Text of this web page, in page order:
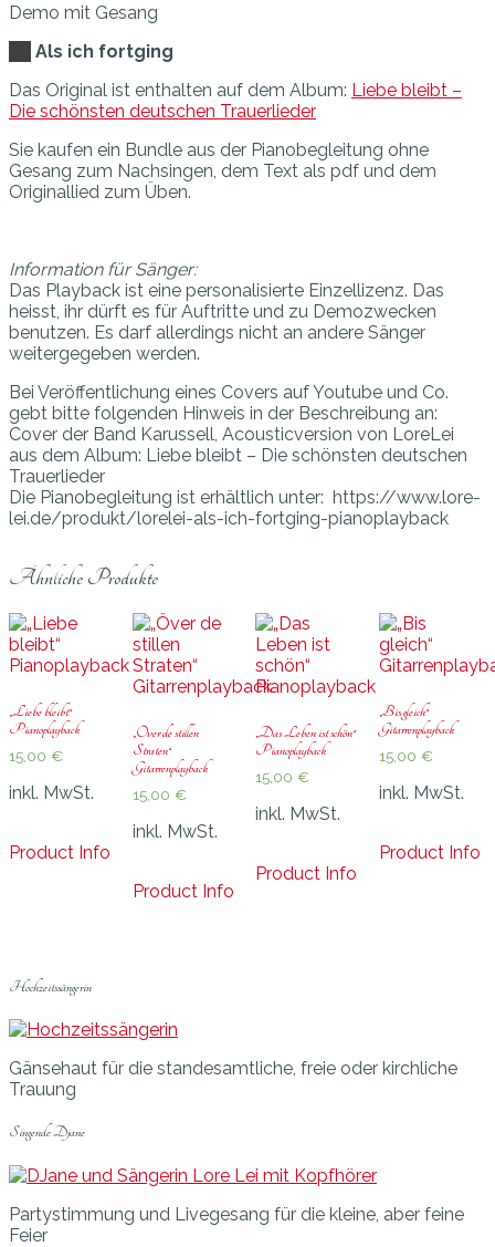
Demo mit Gesang
Als ich fortging
Das Original ist enthalten auf dem Album: Liebe bleibt –
Die schönsten deutschen Trauerlieder
Sie kaufen ein Bundle aus der Pianobegleitung ohne
Gesang zum Nachsingen, dem Text als pdf und dem
Originallied zum Üben.
Information für Sänger:
Das Playback ist eine personalisierte Einzellizenz. Das
heisst, ihr dürft es für Auftritte und zu Demozwecken
benutzen. Es darf allerdings nicht an andere Sänger
weitergegeben werden.
Bei Veröffentlichung eines Covers auf Youtube und Co.
gebt bitte folgenden Hinweis in der Beschreibung an:
Cover der Band Karussell, Acousticversion von LoreLei
aus dem Album: Liebe bleibt – Die schönsten deutschen
Trauerlieder
Die Pianobegleitung ist erhältlich unter: https://www.lore-
lei.de/produkt/lorelei-als-ich-fortging-pianoplayback
Ähnliche Produkte
„Liebe bleibt“
Pianoplayback
15,00 €
inkl. MwSt.
Product Info
„Över de stillen
Straten“
Gitarrenplayback
15,00 €
inkl. MwSt.
Product Info
„Das Leben ist schön“
Pianoplayback
15,00€
inkl. MwSt.
Product Info
„Bis gleich“
Gitarrenplayback
15,00 €
inkl. MwSt.
Product Info
Hochzeitssängerin
Gänsehaut für die standesamtliche, freie oder kirchliche
Trauung
Singende Djane
Partystimmung und Livegesang für die kleine, aber feine
Feier